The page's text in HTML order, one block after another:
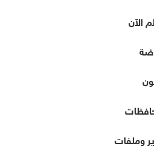
الآن
وملفات